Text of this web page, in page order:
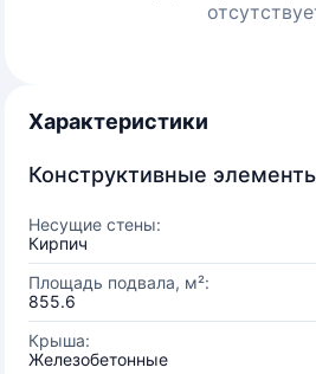
Характеристики
Конструктивные
Несущие стены:
Кирпич
Площадь подвала, м²:
855.6
Крыша:
Железобетонные